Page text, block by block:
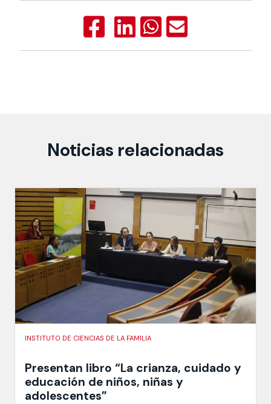
Noticias relacionadas
INSTITUTO DE CIENCIAS DE LA FAMILIA
Presentan libro “La crianza, cuidado y
educación de niños, niñas y
adolescentes”